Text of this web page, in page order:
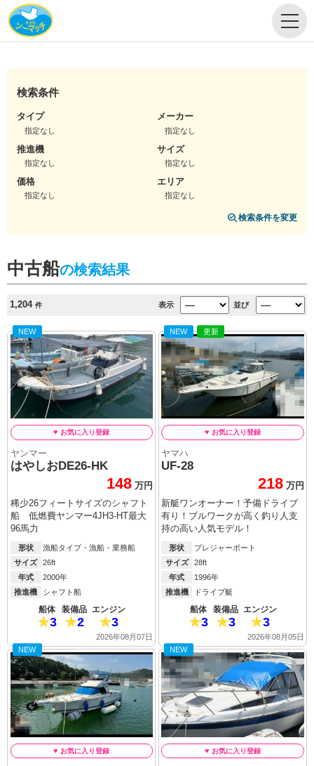
中古船の検索結果
1,204 件 表示 並び
ヤンマー
はやしおDE26-HK
148 万円
稀少26フィートサイズのシャフト
船 低燃費ヤンマー4JH3-HT最大
96馬力
形状
漁船タイプ・漁船・業務船
サイズ
26ft
年式
2000年
推進機
シャフト船
船体
3
装備品
2
エンジン
3
2026年08月07日
NEW
ヤマハ
UF-28
218 万円
新艇ワンオーナー！予備ドライブ
有り！ブルワークが高く釣り人支
持の高い人気モデル！
形状
プレジャーボート
サイズ
28ft
年式
1996年
推進機
ドライブ艇
船体
3
装備品
3
エンジン
3
2026年08月05日
NEW 更新
NEW NEW
検索条件
タイプ
指定なし
メーカー
指定なし
推進機
指定なし
サイズ
指定なし
価格
指定なし
エリア
指定なし
検索条件を変更